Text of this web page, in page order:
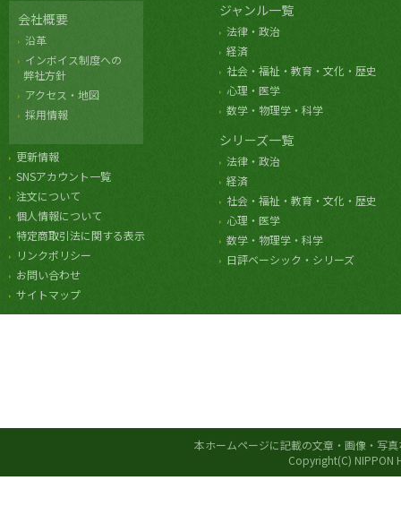
会社概要
沿革
インボイス制度への
弊社方針
アクセス・地図
採用情報
更新情報
SNSアカウント一覧
注文について
個人情報について
特定商取引法に関する表示
リンクポリシー
お問い合わせ
サイトマップ
ジャンル一覧
法律・政治
経済
社会・福祉・教育・文化・歴史
心理・医学
数学・物理学・科学
シリーズ一覧
法律・政治
経済
社会・福祉・教育・文化・歴史
心理・医学
数学・物理学・科学
日評ベーシック・シリーズ
本ホームページに記載の文章・画像・写
Copyright(C) NIPPON